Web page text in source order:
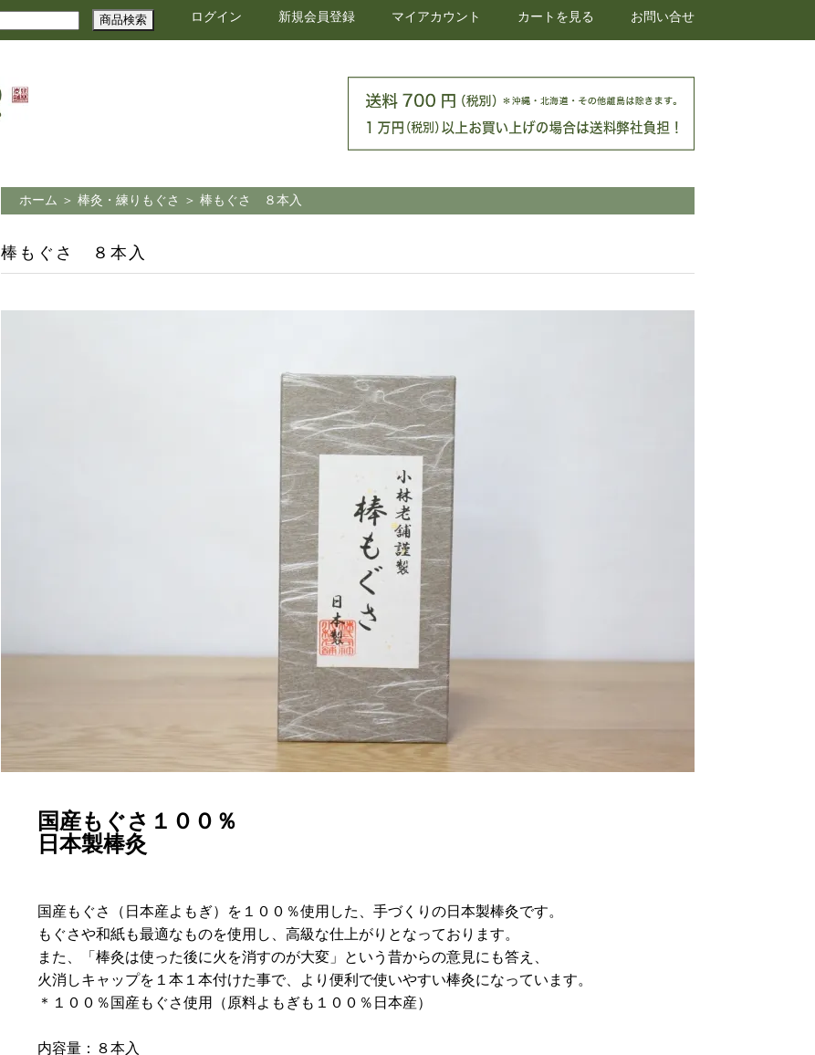
ログイン 新規会員登録 マイアカウント カートを見る お問い合せ
ホーム ＞ 棒灸・練りもぐさ ＞ 棒もぐさ ８本入
棒もぐさ ８本入
国産もぐさ１００％
日本製棒灸
国産もぐさ（日本産よもぎ）を１００％使用した、手づくりの日本製棒灸です。
もぐさや和紙も最適なものを使用し、高級な仕上がりとなっております。
また、「棒灸は使った後に火を消すのが大変」という昔からの意見にも答え、
火消しキャップを１本１本付けた事で、より便利で使いやすい棒灸になっています。
＊１００％国産もぐさ使用（原料よもぎも１００％日本産）
内容量：８本入